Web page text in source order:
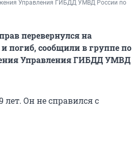
Управления ГИБДД УМВД России по
перевернулся на
погиб, сообщили в группе по
Управления ГИБДД УМВД
Он не справился с